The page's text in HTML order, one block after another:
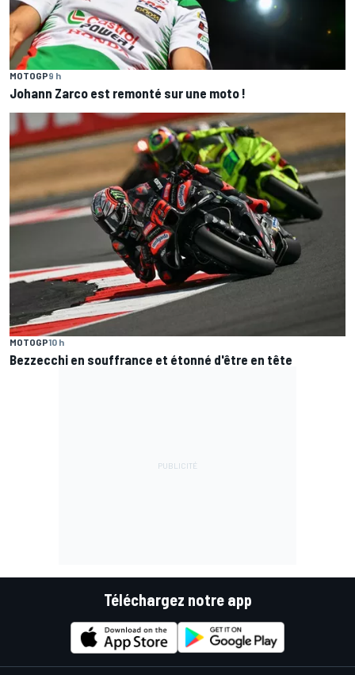
MOTOGP9 h
Johann Zarco est remonté sur une moto !
MOTOGP10 h
Bezzecchi en souffrance et étonné d'être en tête
Téléchargez notre app